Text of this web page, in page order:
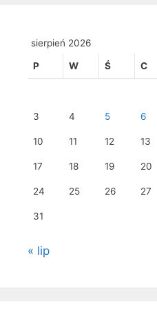
sierpień 2026
P W Ś C
3 4 5 6
10 11 12 13
17 18 19 20
24 25 26 27
31
« lip